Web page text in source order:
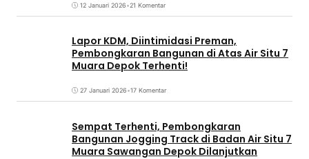
12 Januari 2026•21 Komentar
Lapor KDM, Diintimidasi Preman,
Pembongkaran Bangunan di Atas Air Situ 7
Muara Depok Terhenti!
27 Januari 2026•17 Komentar
Sempat Terhenti, Pembongkaran
Bangunan Jogging Track di Badan Air Situ 7
Muara Sawangan Depok Dilanjutkan